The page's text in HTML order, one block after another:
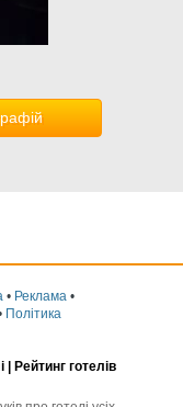
• Реклама •
Політика
| Рейтинг готелів